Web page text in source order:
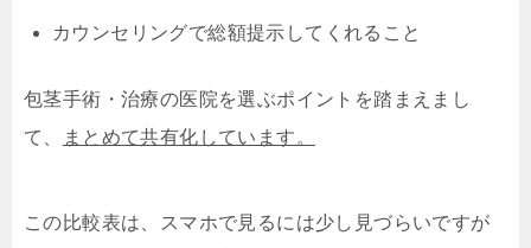
カウンセリングで総額提示してくれること
包茎手術・治療の医院を選ぶポイントを踏まえまし
て、
まとめて共有化しています。
この比較表は、スマホで見るには少し見づらいですが